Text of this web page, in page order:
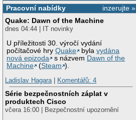
inzerujte »
Pracovní nabídky
Quake: Dawn of the Machine
dnes 04:44 | IT novinky
U příležitosti 30. výročí vydání
počítačové hryQuake bylavydána
nová epizoda
s názvem Dawn of the
Machine
(Steam ).
Ladislav Hagara| Komentářů: 4
Série bezpečnostních záplat v
produktech Cisco
včera 16:00 | Bezpečnostní upozornění